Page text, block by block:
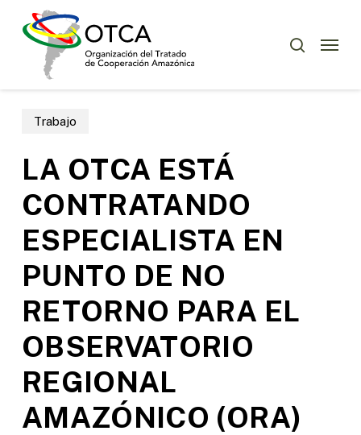
Menu
Trabajo
LA OTCA ESTÁ
CONTRATANDO
ESPECIALISTA EN
PUNTO DE NO
RETORNO PARA EL
OBSERVATORIO
REGIONAL
AMAZÓNICO (ORA)